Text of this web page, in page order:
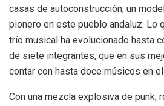
casas de autoconstrucción, un
pionero en este pueblo andaluz. Lo
trío musical ha evolucionado hasta
de siete integrantes, que en sus
contar con hasta doce músicos en
Con una mezcla explosiva de punk,